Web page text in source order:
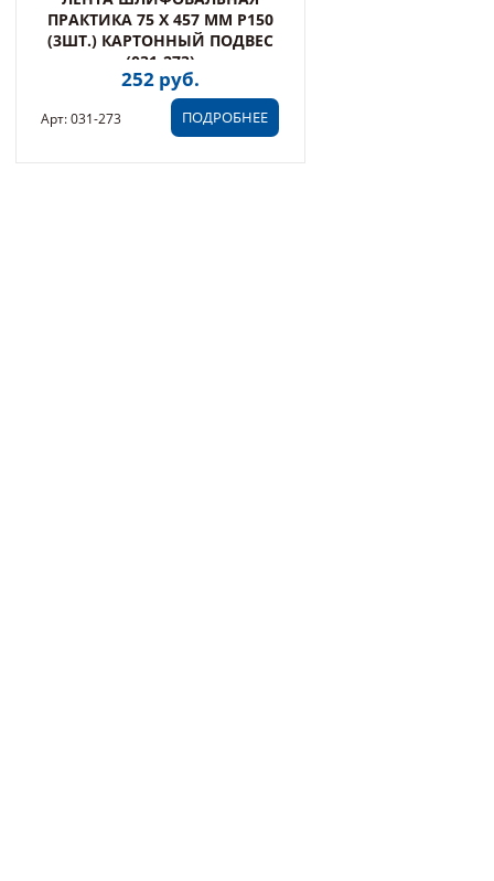
ПРАКТИКА 75 Х 457 ММ P150
(3ШТ.) КАРТОННЫЙ ПОДВЕС
(031-273)
252 руб.
ПОДРОБНЕЕ
Арт: 031-273